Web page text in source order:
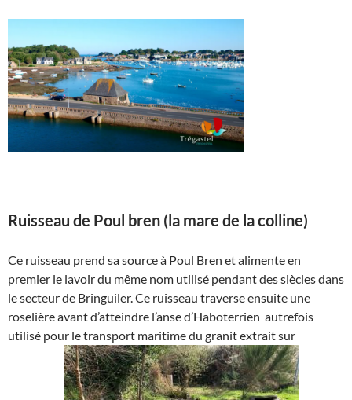
Ruisseau de Poul bren (la mare de la colline)
Ce ruisseau prend sa source à Poul Bren et alimente en
premier le lavoir du même nom utilisé pendant des siècles dans
le secteur de Bringuiler. Ce ruisseau traverse ensuite une
roselière avant d’atteindre l’anse d’Haboterrien autrefois
utilisé pour le transport maritime du granit extrait sur